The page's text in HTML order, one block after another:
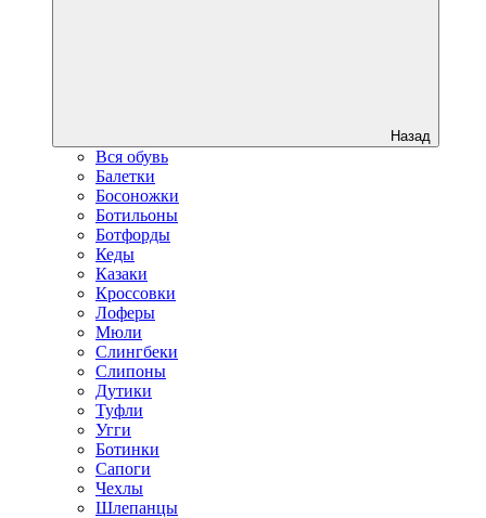
Назад
Вся обувь
Балетки
Босоножки
Ботильоны
Ботфорды
Кеды
Казаки
Кроссовки
Лоферы
Мюли
Слингбеки
Слипоны
Дутики
Туфли
Угги
Ботинки
Сапоги
Чехлы
Шлепанцы